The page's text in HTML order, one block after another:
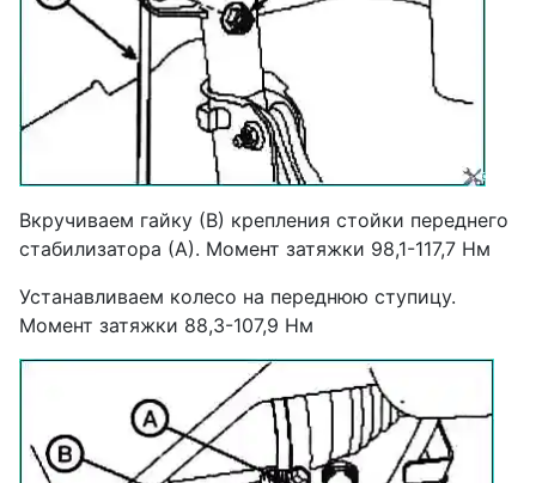
Вкручиваем гайку (В) крепления стойки переднего
стабилизатора (А). Момент затяжки 98,1-117,7 Нм
Устанавливаем колесо на переднюю ступицу.
Момент затяжки 88,3-107,9 Нм